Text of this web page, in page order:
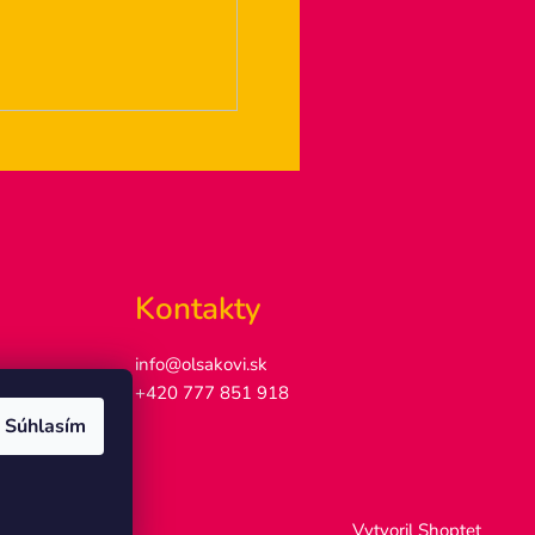
Súhlasím
Kontakty
info@olsakovi.sk
+420 777 851 918
Vytvoril Shoptet